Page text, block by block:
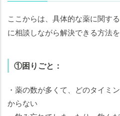
ここからは、具体的な薬に関する
に相談しながら解決できる方法
①困りごと：
・薬の数が多くて、どのタイミ
からない